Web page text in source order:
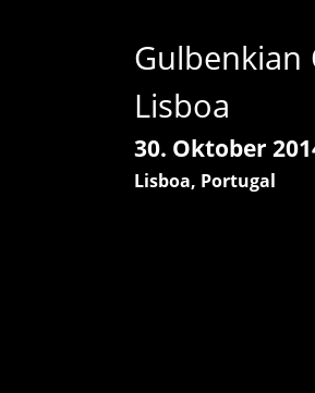
Gulbenkian
Lisboa
30. Oktober
Lisboa, Portugal